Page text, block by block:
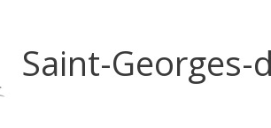
Saint-Georges-